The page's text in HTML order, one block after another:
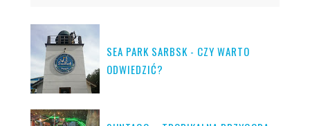
SEA PARK SARBSK - CZY WARTO
ODWIEDZIĆ?